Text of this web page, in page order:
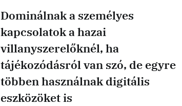
Dominálnak a személyes
kapcsolatok a hazai
villanyszerelőknél, ha
tájékozódásról van szó, de egyre
többen használnak digitális
eszközöket is